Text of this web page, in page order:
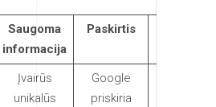
Saugoma
informacija
Paskirtis
Įvairūs
unikalūs
Google
priskiria